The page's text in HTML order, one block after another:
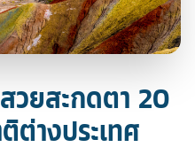
ยสะกดตา 20
ต่างประเทศ